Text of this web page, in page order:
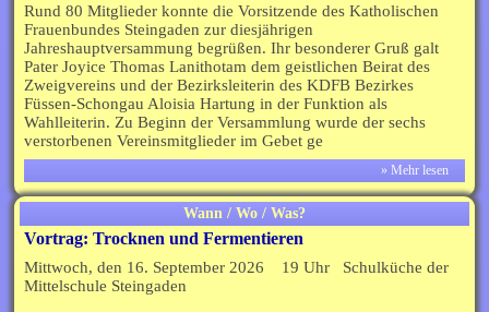
Rund 80 Mitglieder konnte die Vorsitzende des Katholischen
Frauenbundes Steingaden zur diesjährigen
Jahreshauptversammung begrüßen. Ihr besonderer Gruß galt
Pater Joyice Thomas Lanithotam dem geistlichen Beirat des
Zweigvereins und der Bezirksleiterin des KDFB Bezirkes
Füssen-Schongau Aloisia Hartung in der Funktion als
Wahlleiterin. Zu Beginn der Versammlung wurde der sechs
verstorbenen Vereinsmitglieder im Gebet ge
» Mehr lesen
Wann / Wo / Was?
Vortrag: Trocknen und Fermentieren
Mittwoch, den 16. September 2026 19 Uhr Schulküche der
Mittelschule Steingaden